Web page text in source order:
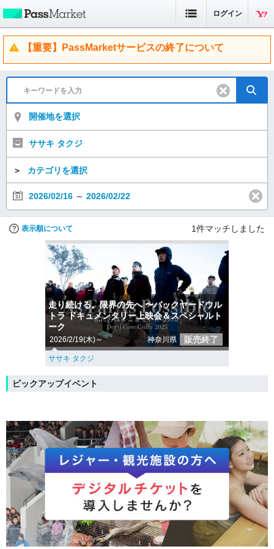
ログイン
【重要】PassMarketサービスの終了について
開催地を選択
ササキ タクジ
＞ カテゴリを選択
2026/02/16 ～ 2026/02/22
表示順について 1件マッチしました
走り続ける。限界の先へ 〜バックヤードウル
トラ ドキュメンタリー上映会＆スペシャルト
ーク
2026/2/19(木)～ 神奈川県 販売終了
ササキ タクジ
ピックアップイベント